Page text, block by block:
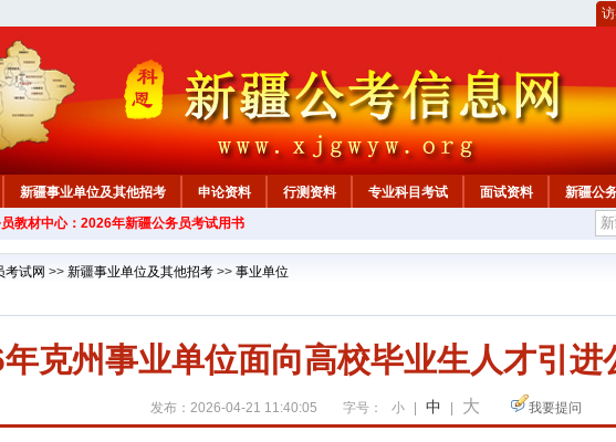
新疆事业单位及其他招考 申论资料 行测资料 专业科目考试 面试资料 新疆公
在线咨询 教材中心
教材中心：2026年新疆公务员考试用书
考试网 >> 新疆事业单位及其他招考 >> 事业单位
克州事业单位面向高校毕业生人才引进
发布：2026-04-21 11:40:05 字号： 小 中 大 我要提问